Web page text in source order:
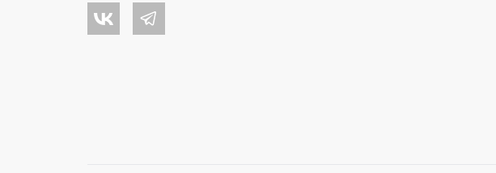
Центр обоев во Вконтакте
Центр обоев в Телеграме